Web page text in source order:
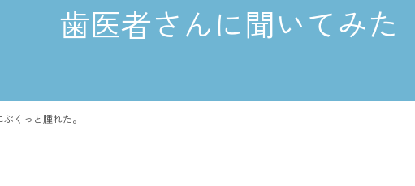
歯医者さんに聞いてみた
くっと腫れた。